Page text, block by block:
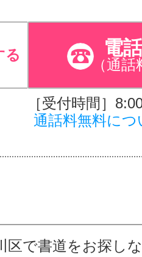
る 電
（通話
［受付時間］
通話料無料につ
区で書道をお探し